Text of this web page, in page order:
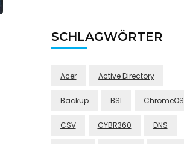
SCHLAGWÖRTER
Acer Active Directory
Backup BSI ChromeOS
CSV CYBR360 DNS